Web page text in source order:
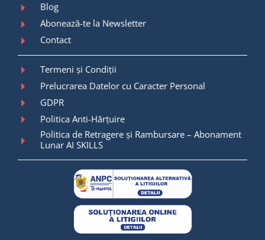
Blog
Abonează-te la Newsletter
Contact
Termeni și Condiții
Prelucrarea Datelor cu Caracter Personal
GDPR
Politica Anti-Hărțuire
Politica de Retragere și Rambursare – Abonament
Lunar AI SKILLS